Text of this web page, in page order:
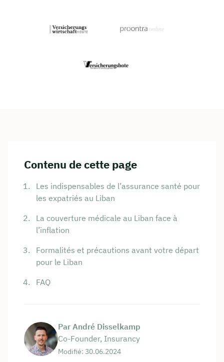
Contenu de cette page
Les indispensables de l’assurance santé pour
les expatriés au Liban
La couverture médicale au Liban face à
l’inflation
Formalités et précautions avant votre départ
pour le Liban
FAQ
Par André Disselkamp
Co-Founder, Insurancy
Modifié: 30.06.2024